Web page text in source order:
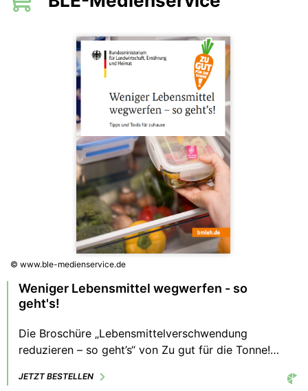
© www.ble-medienservice.de
Weniger Lebensmittel wegwerfen - so
geht's!
Die Broschüre „Lebensmittelverschwendung
reduzieren – so geht’s“ von Zu gut für die Tonne!
Lebensmittelabfall zuhause. Der Fokus liegt auf den
JETZT BESTELLEN